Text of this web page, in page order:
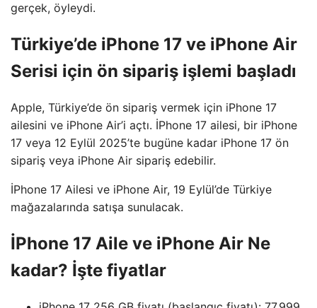
gerçek, öyleydi.
Türkiye’de iPhone 17 ve iPhone Air
Serisi için ön sipariş işlemi başladı
Apple, Türkiye’de ön sipariş vermek için iPhone 17
ailesini ve iPhone Air’i açtı. İPhone 17 ailesi, bir iPhone
17 veya 12 Eylül 2025’te bugüne kadar iPhone 17 ön
sipariş veya iPhone Air sipariş edebilir.
İPhone 17 Ailesi ve iPhone Air, 19 Eylül’de Türkiye
mağazalarında satışa sunulacak.
İPhone 17 Aile ve iPhone Air Ne
kadar? İşte fiyatlar